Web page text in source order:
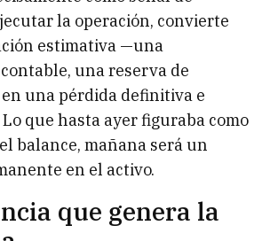
la operación, convierte
estimativa —una
una reserva de
una pérdida definitiva e
que hasta ayer figuraba como
balance, mañana será un
en el activo.
que genera la